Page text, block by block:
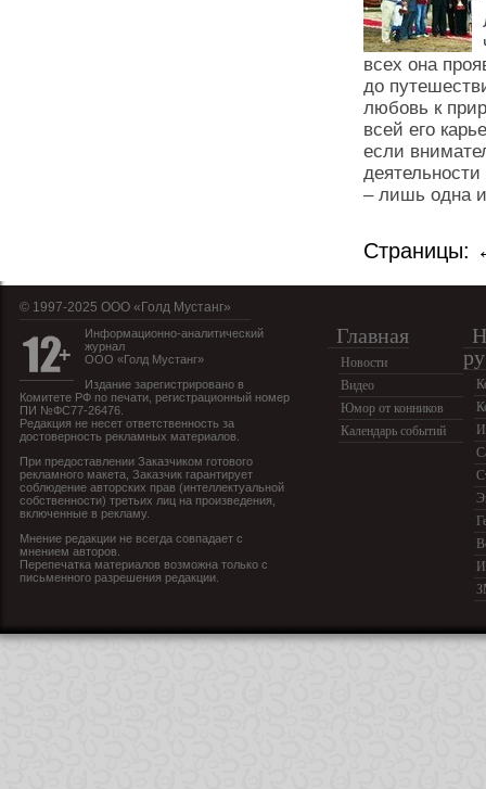
всех она
до
любовь к
всей его
если
– лишь одна
Страницы:
© 1997-2025 OOO «Голд Мустанг»
Информационно-аналитический
журнал
ООО «Голд Мустанг»
Издание зарегистрировано в
Комитете РФ по печати, регистрационный номер
ПИ №ФС77-26476.
Редакция не несет ответственность за
достоверность рекламных материалов.
При предоставлении Заказчиком готового
рекламного макета, Заказчик гарантирует
соблюдение авторских прав (интеллектуальной
собственности) третьих лиц на произведения,
включенные в рекламу.
Мнение редакции не всегда совпадает с
мнением авторов.
Перепечатка материалов возможна только с
письменного разрешения редакции.
Главная
Новости
Видео
Юмор от конников
Календарь событий